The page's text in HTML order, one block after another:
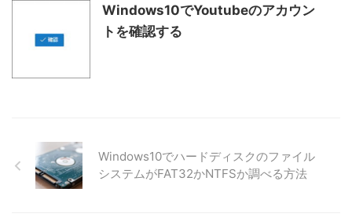
Windows10でYoutubeのアカウン
トを確認する
Windows10でハードディスクのファイル
システムがFAT32かNTFSか調べる方法